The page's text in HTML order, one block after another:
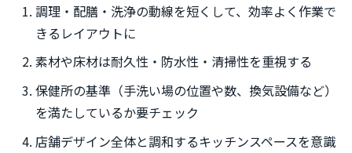
調理・配膳・洗浄の動線を短くして、効率よく作業で
きるレイアウトに
素材や床材は耐久性・防水性・清掃性を重視する
保健所の基準（手洗い場の位置や数、換気設備など）
を満たしているか要チェック
店舗デザイン全体と調和するキッチンスペースを意識